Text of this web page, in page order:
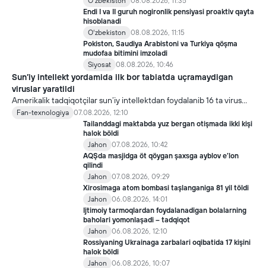
Endi I va II guruh nogironlik pensiyasi proaktiv qayta
hisoblanadi
Oʻzbekiston
08.08.2026, 11:15
Pokiston, Saudiya Arabistoni va Turkiya qöşma
mudofaa bitimini imzoladi
Siyosat 08.08.2026, 10:46
Sun’iy intellekt yordamida ilk bor tabiatda uçramaydigan
viruslar yaratildi
Amerikalik tadqiqotçilar sun’iy intellektdan foydalanib 16 ta virus
yaratdi. Bu kaşfiyot yangi yutuqlarga umid uyğotiş bilan birga,
undan notöğri maqsadda foydalaniliş borasidagi xavotirlarni ham
Fan-texnologiya 07.08.2026, 12:10
Tailanddagi maktabda yuz bergan otişmada ikki kişi
halok böldi
Jahon
07.08.2026, 10:42
AQŞda masjidga öt qöygan şaxsga ayblov e’lon
qilindi
Jahon
07.08.2026, 09:29
Xirosimaga atom bombasi taşlanganiga 81 yil töldi
Jahon
06.08.2026, 14:01
Ijtimoiy tarmoqlardan foydalanadigan bolalarning
baholari yomonlaşadi – tadqiqot
Jahon
06.08.2026, 12:10
Rossiyaning Ukrainaga zarbalari oqibatida 17 kişini
halok böldi
Jahon
06.08.2026, 10:07